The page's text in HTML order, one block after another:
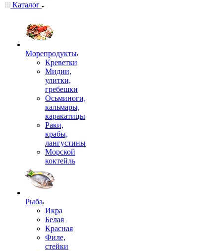
Каталог
Морепродукты
Креветки
Мидии,
улитки,
гребешки
Осьминоги,
кальмары,
каракатицы
Раки,
крабы,
лангустины
Морской
коктейль
Рыба
Икра
Белая
Красная
Филе,
стейки